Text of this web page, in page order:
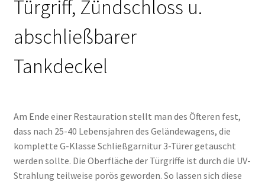
Türgriff, Zündschloss u.
abschließbarer
Tankdeckel
Am Ende einer Restauration stellt man des Öfteren fest,
dass nach 25-40 Lebensjahren des Geländewagens, die
komplette G-Klasse Schließgarnitur 3-Türer getauscht
werden sollte. Die Oberfläche der Türgriffe ist durch die UV-
Strahlung teilweise porös geworden. So lassen sich diese